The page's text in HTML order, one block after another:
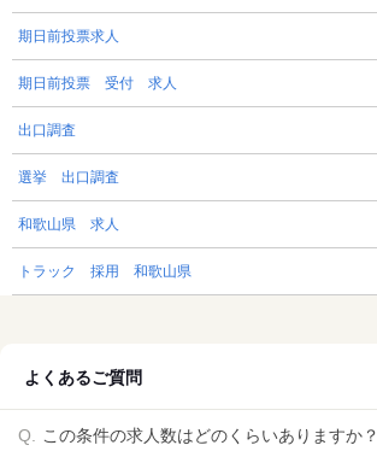
期日前投票求人
期日前投票 受付 求人
出口調査
選挙 出口調査
和歌山県 求人
トラック 採用 和歌山県
よくあるご質問
この条件の求人数はどのくらいありますか？